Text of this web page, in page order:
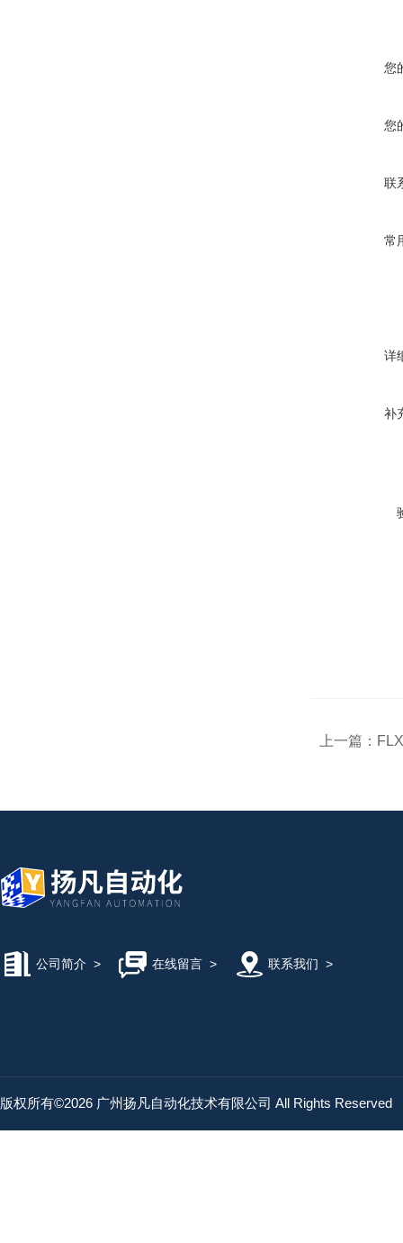
您
您
联
常
详
补
上一篇：
公司简介 > 在线留言> 联系我们 >
版权所有©2026 广州扬凡自动化技术有限公司 All Rights Reserved